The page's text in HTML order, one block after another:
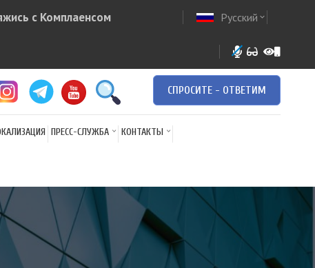
с Комплаенсом Русский expand_more
СПРОСИТЕ - ОТВЕТИМ
ПРЕСС-СЛУЖБА КОНТАКТЫ